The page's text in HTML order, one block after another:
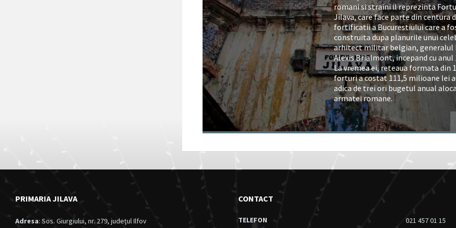
romani si straini il reprezinta
Jilava, care face parte din centura
fortificatii a Bucurestiului care a
construita dupa planurile unui
arhitect militar belgian, generalul
Alexis Brialmont, incepand cu anul
La vremea ei, reteaua formata din
forturi a costat 111,5 milioane lei
adica de trei ori bugetul anual
armatei romane.
PRIMARIA JILAVA
Adresa: Sos. Giurgiului, nr. 279, judeţul Ilfov
CONTACT
TELEFON 021 457 01 15